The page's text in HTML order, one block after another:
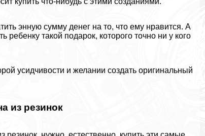
энную сумму денег на то, что ему нравится. А
ребенку такой подарок, которого точно ни у кого
усидчивости и желании создать оригинальный
из резинок